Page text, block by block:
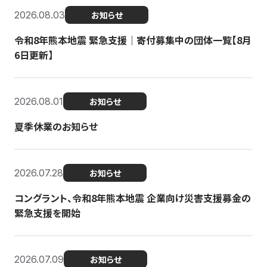
2026.08.03 お知らせ
令和8年熊本地震 緊急支援｜寄付募集中の団体一覧【8月
6日更新】
2026.08.01 お知らせ
夏季休業のお知らせ
2026.07.28 お知らせ
コングラント、令和8年熊本地震 企業向け災害支援募金の
緊急支援を開始
2026.07.09 お知らせ